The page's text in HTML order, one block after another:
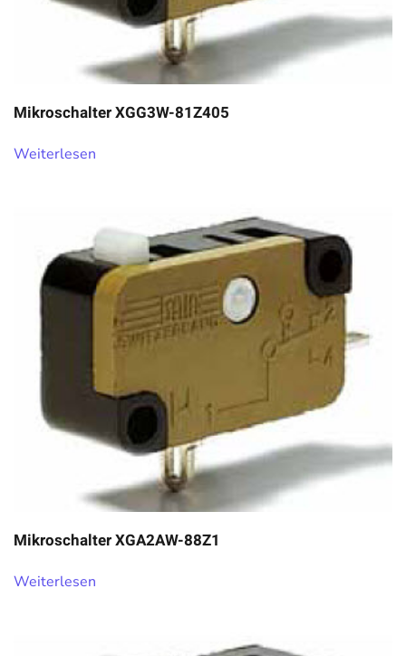
Mikroschalter XGG3W-81Z405
Weiterlesen
Mikroschalter XGA2AW-88Z1
Weiterlesen